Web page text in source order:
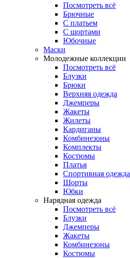
Посмотреть всё
Брючные
С платьем
С шортами
Юбочные
Маски
Молодежные коллекции
Посмотреть всё
Блузки
Брюки
Верхняя одежда
Джемперы
Жакеты
Жилеты
Кардиганы
Комбинезоны
Комплекты
Костюмы
Платья
Спортивная одежда
Шорты
Юбки
Нарядная одежда
Посмотреть всё
Блузки
Джемперы
Жакеты
Комбинезоны
Костюмы